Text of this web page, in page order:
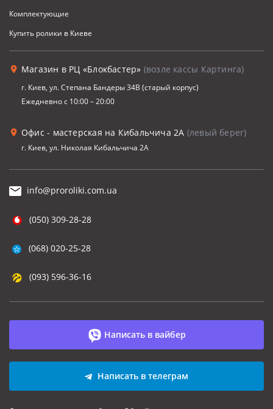
Комплектующие
Купить ролики в Киеве
Магазин в РЦ «Блокбастер» (возле кассы Картинга)
г. Киев, ул. Степана Бандеры 34В (старый корпус)
Ежедневно с 10:00 – 20:00
Офис - мастерская на Кибальчича 2А (левый берег)
г. Киев, ул. Николая Кибальчича 2А
info@proroliki.com.ua
(050) 309-28-28
(068) 020-25-28
(093) 596-36-16
Написать в вайбер
Написать в телеграм